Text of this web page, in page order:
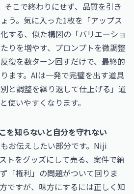
そこで終わりにせず、品質を引き
う。気に入った1枚を「アップス
する、似た構図の「バリエーショ
りを増やす、プロンプトを微調整
復を数ターン回すだけで、最終的
ます。AIは一発で完璧を出す道具
と調整を繰り返して仕上げる」道
使いやすくなります。
を知らないと自分を守れない
お伝えしたい部分です。Niji
トをグッズにして売る、案件で納
「権利」の問題がついて回りま
ですが、味方にするには正しく知